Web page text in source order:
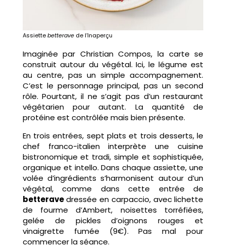
Assiettebetteravede l’Inaperçu
Imaginée par Christian Compos, la carte se
construit autour du végétal. Ici, le légume est
au centre, pas un simple accompagnement.
C’est le personnage principal, pas un second
rôle. Pourtant, il ne s’agit pas d’un restaurant
végétarien pour autant. La quantité de
protéine est contrôlée mais bien présente.
En trois entrées, sept plats et trois desserts, le
chef franco-italien interprète une cuisine
bistronomique et tradi, simple et sophistiquée,
organique et intello. Dans chaque assiette, une
volée d’ingrédients s’harmonisent autour d’un
végétal, comme dans cette entrée de
betterave dressée en carpaccio, avec lichette
de fourme d’Ambert, noisettes torréfiées,
gelée de pickles d’oignons rouges et
vinaigrette fumée (9€). Pas mal pour
commencer la séance.